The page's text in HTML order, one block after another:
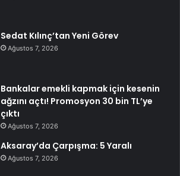
Sedat Kılınç’tan Yeni Görev
Ağustos 7, 2026
Bankalar emekli kapmak için kesenin
ağzını açtı! Promosyon 30 bin TL’ye
çıktı
Ağustos 7, 2026
Aksaray’da Çarpışma: 5 Yaralı
Ağustos 7, 2026